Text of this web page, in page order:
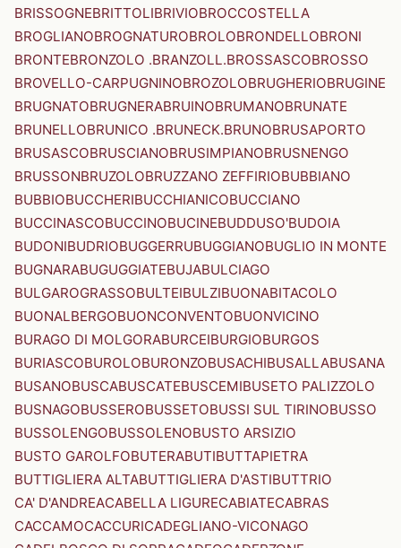
BRISSOGNEBRITTOLIBRIVIOBROCCOSTELLA
BROGLIANOBROGNATUROBROLOBRONDELLOBRONI
BRONTEBRONZOLO .BRANZOLL.BROSSASCOBROSSO
BROVELLO-CARPUGNINOBROZOLOBRUGHERIOBRUGINE
BRUGNATOBRUGNERABRUINOBRUMANOBRUNATE
BRUNELLOBRUNICO .BRUNECK.BRUNOBRUSAPORTO
BRUSASCOBRUSCIANOBRUSIMPIANOBRUSNENGO
BRUSSONBRUZOLOBRUZZANO ZEFFIRIOBUBBIANO
BUBBIOBUCCHERIBUCCHIANICOBUCCIANO
BUCCINASCOBUCCINOBUCINEBUDDUSO'BUDOIA
BUDONIBUDRIOBUGGERRUBUGGIANOBUGLIO IN MONTE
BUGNARABUGUGGIATEBUJABULCIAGO
BULGAROGRASSOBULTEIBULZIBUONABITACOLO
BUONALBERGOBUONCONVENTOBUONVICINO
BURAGO DI MOLGORABURCEIBURGIOBURGOS
BURIASCOBUROLOBURONZOBUSACHIBUSALLABUSANA
BUSANOBUSCABUSCATEBUSCEMIBUSETO PALIZZOLO
BUSNAGOBUSSEROBUSSETOBUSSI SUL TIRINOBUSSO
BUSSOLENGOBUSSOLENOBUSTO ARSIZIO
BUSTO GAROLFOBUTERABUTIBUTTAPIETRA
BUTTIGLIERA ALTABUTTIGLIERA D'ASTIBUTTRIO
CA' D'ANDREACABELLA LIGURECABIATECABRAS
CACCAMOCACCURICADEGLIANO-VICONAGO